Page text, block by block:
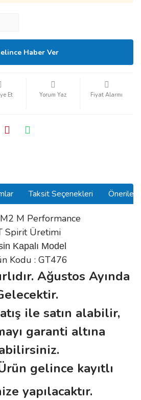
Haber Ver
Et Yorum Yaz Fiyat Alarmı
Taksit Seçenekleri
M Performance
Spirit Üretimi
Kapalı Model
Kodu : GT476
Ağustos Ayında
ile satın alabilir,
garanti altına
gelince kayıtlı
yapılacaktır.